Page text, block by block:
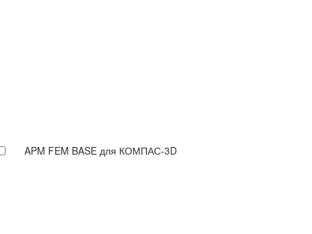
APM FEM BASE для КОМПАС-3D